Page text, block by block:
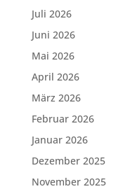
Juli 2026
Juni 2026
Mai 2026
April 2026
März 2026
Februar 2026
Januar 2026
Dezember 2025
November 2025